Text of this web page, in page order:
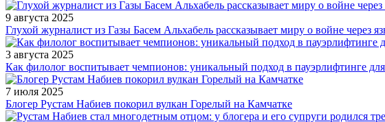
9 августа 2025
Глухой журналист из Газы Басем Альхабель рассказывает миру о войне через
3 августа 2025
Как филолог воспитывает чемпионов: уникальный подход в пауэрлифтинге
7 июля 2025
Блогер Рустам Набиев покорил вулкан Горелый на Камчатке